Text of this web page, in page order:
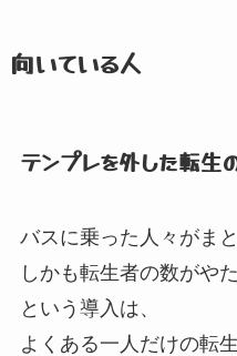
向いている人
テンプレを外した転生
バスに乗った人々がま
しかも転生者の数が
という導入は、
よくある一人だけの転